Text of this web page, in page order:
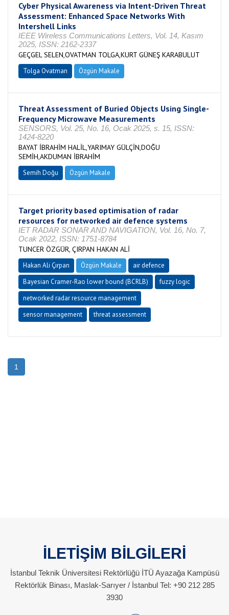
Cyber Physical Awareness via Intent-Driven Threat
Assessment: Enhanced Space Networks With
Intershell Links
IEEE Wireless Communications Letters, Vol. 14, Kasım
2025, ISSN: 2162-2337
GEÇGEL SELEN,OVATMAN TOLGA,KURT GÜNEŞ KARABULUT
Tolga Ovatman Özgün Makale
Threat Assessment of Buried Objects Using Single-
Frequency Microwave Measurements
SENSORS, Vol. 25, No. 16, Ocak 2025, s. 15, ISSN:
1424-8220
BAYAT İBRAHİM HALİL,YARIMAY GÜLÇİN,DOĞU
SEMİH,AKDUMAN İBRAHİM
Semih Doğu Özgün Makale
Target priority based optimisation of radar
resources for networked air defence systems
IET RADAR SONAR AND NAVIGATION, Vol. 16, No. 7,
Ocak 2022, ISSN: 1751-8784
TUNCER ÖZGÜR, ÇIRPAN HAKAN ALİ
Hakan Ali Çırpan Özgün Makale
air defence
Bayesian Cramer-Rao lower bound (BCRLB)
fuzzy logic
networked radar resource management
sensor management
threat assessment
1
İLETİŞİM BİLGİLERİ
İstanbul Teknik Üniversitesi Rektörlüğü İTÜ Ayazağa Kampüsü
Rektörlük Binası, Maslak-Sarıyer / İstanbul Tel: +90 212 285
3930